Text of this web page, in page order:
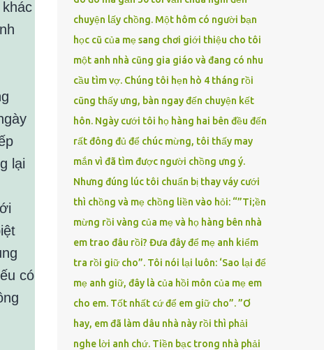
lại
có
chuyện lấy chồng. Một hôm có người bạn
học cũ của mẹ sang chơi giới thiệu cho tôi
một anh nhà cũng gia giáo và đang có nhu
cầu tìm vợ. Chúng tôi hẹn hò 4 tháng rồi
cũng thấy ưng, bàn ngay đến chuyện kết
hôn. Ngày cưới tôi họ hàng hai bên đều đến
rất đông đủ để chúc mừng, tôi thấy may
mắn vì đã tìm được người chồng ưng ý.
Nhưng đúng lúc tôi chuẩn bị thay váy cưới
thì chồng và mẹ chồng liền vào hỏi: “”Ti;ền
mừng rồi vàng của mẹ và họ hàng bên nhà
em trao đâu rồi? Đưa đây để mẹ anh kiểm
tra rồi giữ cho”. Tôi nói lại luôn: ‘Sao lại để
mẹ anh giữ, đây là của hồi môn của mẹ em
cho em. Tốt nhất cứ để em giữ cho”. ”Ơ
hay, em đã làm dâu nhà này rồi thì phải
nghe lời anh chứ. Tiền bạc trong nhà phải